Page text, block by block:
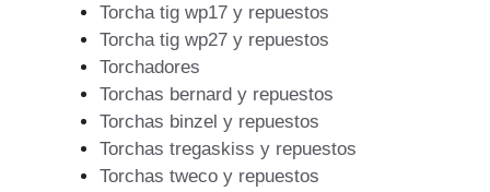
Torcha tig wp17 y repuestos
Torcha tig wp27 y repuestos
Torchadores
Torchas bernard y repuestos
Torchas binzel y repuestos
Torchas tregaskiss y repuestos
Torchas tweco y repuestos